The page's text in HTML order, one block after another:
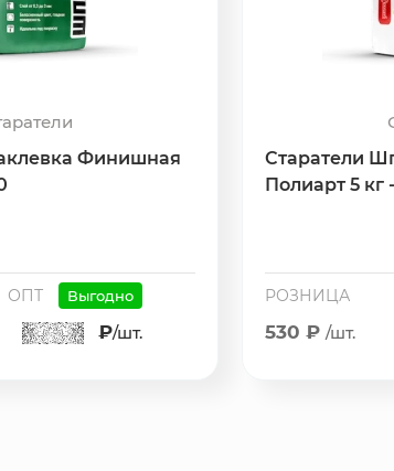
Финишная
ОПТ Выгодно
₽/шт.
Старатели
Полиарт 5 кг
РОЗНИЦА
530 ₽ /шт.